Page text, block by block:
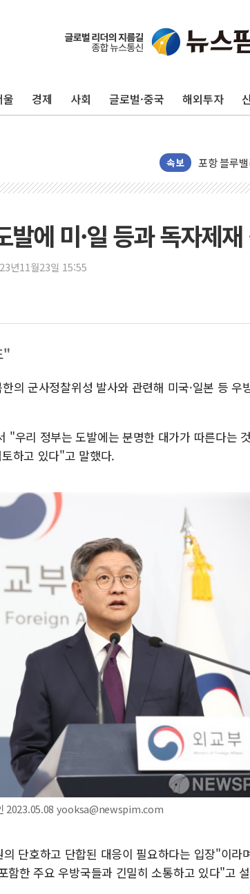
울 경제 사회 글로벌·중국 해외투자
속보
평택 진위
상주 낙동
[종합] 김민
인천서 말
김민석, 강
[속보] 민
[속보] 민
[속보] 민주
하나금융,
병무청, 보
홈플러스
윤준병·
'호우·산
여야, 황
에 미·일 등과 독자제
년11월23일 15:55
"
의 군사정찰위성 발사와 관련해 미국·일본 등 우
"우리 정부는 도발에는 분명한 대가가 따른다는
하고 있다"고 말했다.
2023.05.08 yooksa@newspim.com
단호하고 단합된 대응이 필요하다는 입장"이라
함한 주요 우방국들과 긴밀히 소통하고 있다"고